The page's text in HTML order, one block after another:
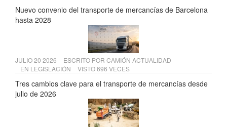
Nuevo convenio del transporte de mercancías de Barcelona
hasta 2028
JULIO 20 2026 ESCRITO POR CAMIÓN ACTUALIDAD
EN LEGISLACIÓN VISTO 696 VECES
Tres cambios clave para el transporte de mercancías desde
julio de 2026